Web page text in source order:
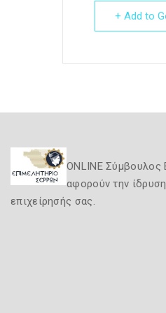
+ Add to
ONLINE Σύμβουλος
αφορούν την ίδρυση
επιχείρησής σας.